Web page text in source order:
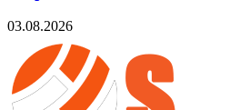
03.08.2026